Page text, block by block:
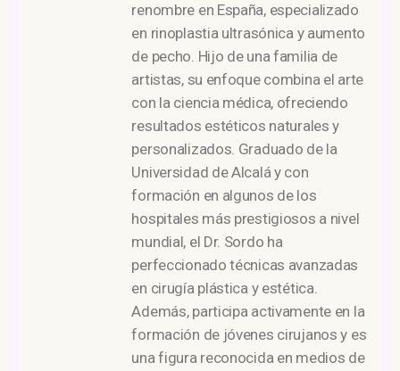
renombre en España, especializado
en rinoplastia ultrasónica y aumento
de pecho. Hijo de una familia de
artistas, su enfoque combina el arte
con la ciencia médica, ofreciendo
resultados estéticos naturales y
personalizados. Graduado de la
Universidad de Alcalá y con
formación en algunos de los
hospitales más prestigiosos a nivel
mundial, el Dr. Sordo ha
perfeccionado técnicas avanzadas
en cirugía plástica y estética.
Además, participa activamente en la
formación de jóvenes cirujanos y es
una figura reconocida en medios de